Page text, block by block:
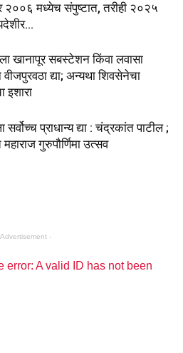
२००६ मध्येच संपुष्टात, तरीही २०२५
खानापूर सबस्टेशन किंवा लवासा
द्या; अन्यथा शिवसेनेचा
इशारा
सर्वोच्च प्राधान्य द्या : चंद्रकांत पाटील ;
गुरुपौर्णिमा उत्सव
-
error: A valid ID has not been